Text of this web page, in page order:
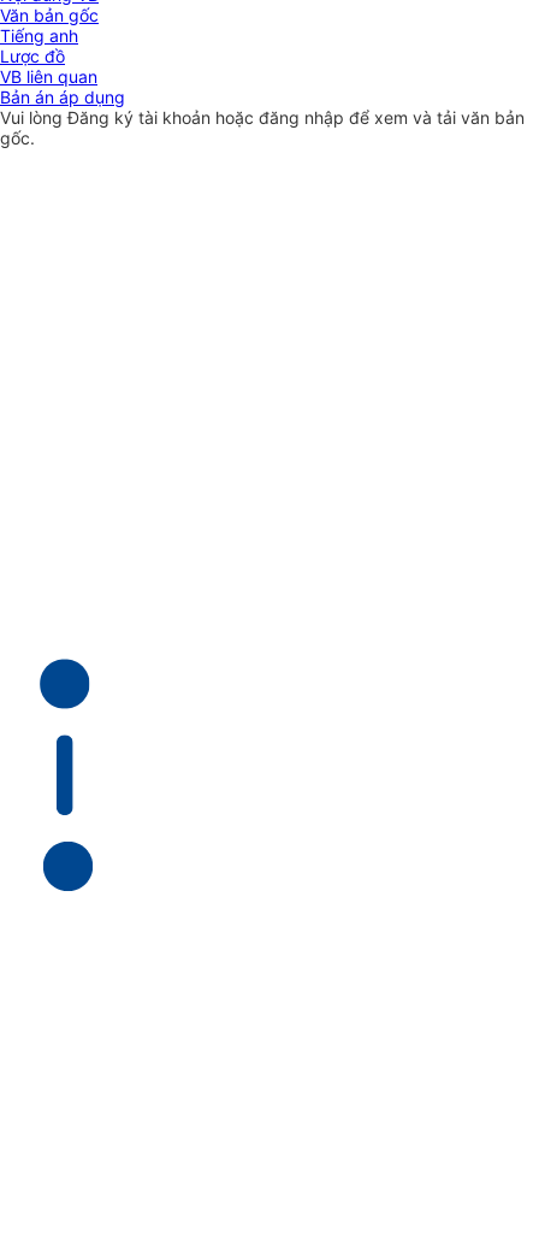
Văn bản gốc
Tiếng anh
Lược đồ
VB liên quan
Bản án áp dụng
Vui lòngĐăng ký tài khoản hoặc đăng nhập để xem và tải văn bản
gốc.